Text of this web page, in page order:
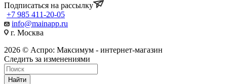
Подписаться на рассылку
+7 985 411-20-05
info@mainapp.ru
г. Москва
2026 © Аспро: Максимум - интернет-магазин
Следить за изменениями
Найти